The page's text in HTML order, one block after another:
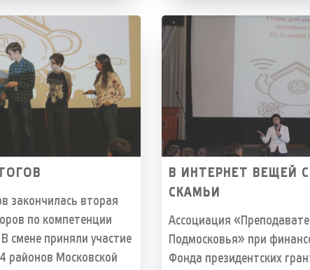
закончилась вторая
по компетенции
смене приняли участие
районов Московской
В ИНТЕРНЕТ ВЕЩЕЙ
СКАМЬИ
Ассоциация
Подмосковья» при
Фонда президентских